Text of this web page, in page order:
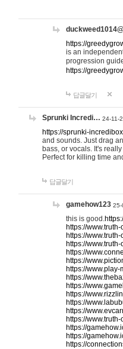
https://
is an
progression
https://
답글달기
Sprunki Incredi… 24-11-
https://sprunki-
and sounds. Just drag
bass, or vocals. It's
Perfect for killing time
답글달기
gamehow123 25-
this is good.
https://
https://
https://
https://
https://
https://
https://
https://
https://
https://
https://
https://
https://
https://
https://